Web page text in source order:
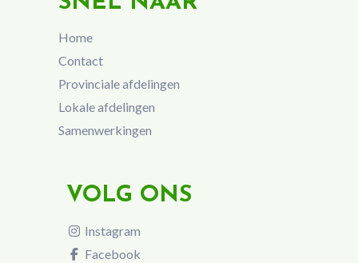
Home
Contact
Provinciale afdelingen
Lokale afdelingen
Samenwerkingen
VOLG ONS
Instagram
Facebook